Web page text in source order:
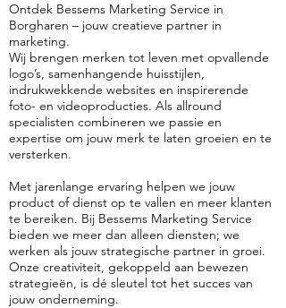
Ontdek Bessems Marketing Service in
Borgharen – jouw creatieve partner in
marketing.
Wij brengen merken tot leven met opvallende
logo’s, samenhangende huisstijlen,
indrukwekkende websites en inspirerende
foto- en videoproducties. Als allround
specialisten combineren we passie en
expertise om jouw merk te laten groeien en te
versterken.
Met jarenlange ervaring helpen we jouw
product of dienst op te vallen en meer klanten
te bereiken. Bij Bessems Marketing Service
bieden we meer dan alleen diensten; we
werken als jouw strategische partner in groei.
Onze creativiteit, gekoppeld aan bewezen
strategieën, is dé sleutel tot het succes van
jouw onderneming.